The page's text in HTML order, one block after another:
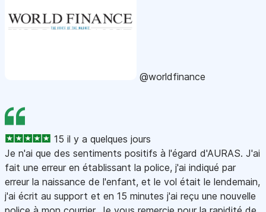
@worldfinance
15 il y a quelques jours
Je n'ai que des sentiments positifs à l'égard d'AURAS. J'ai
fait une erreur en établissant la police, j'ai indiqué par
erreur la naissance de l'enfant, et le vol était le lendemain,
j'ai écrit au support et en 15 minutes j'ai reçu une nouvelle